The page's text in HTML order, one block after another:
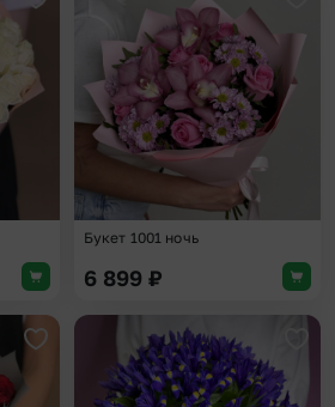
Добавить в избранное
Букет 1001 ночь
6 899 ₽
Добавить в избранное